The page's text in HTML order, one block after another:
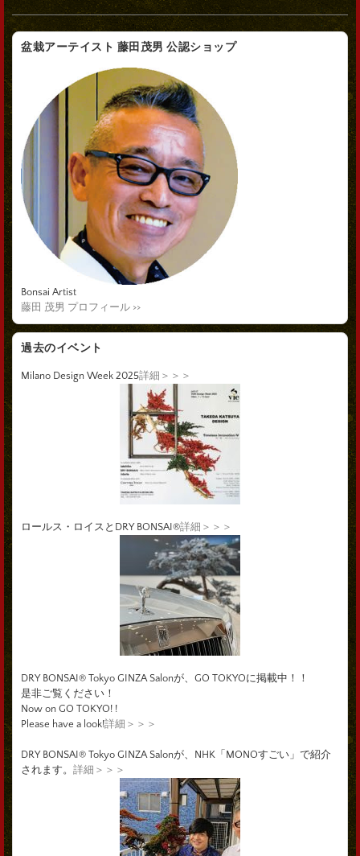
盆栽アーテイスト 藤田茂男 公認ショップ
Bonsai Artist
藤田 茂男 プロフィール >>
過去のイベント
Milano Design Week 2025詳細＞＞＞
ロールス・ロイスとDRY BONSAI®詳細＞＞＞
DRY BONSAI® Tokyo GINZA Salonが、GO TOKYOに掲載中！！
是非ご覧ください！
Now on GO TOKYO! !
Please have a look!詳細＞＞＞
DRY BONSAI® Tokyo GINZA Salonが、NHK「MONOすごい」で紹介
されます。 詳細＞＞＞